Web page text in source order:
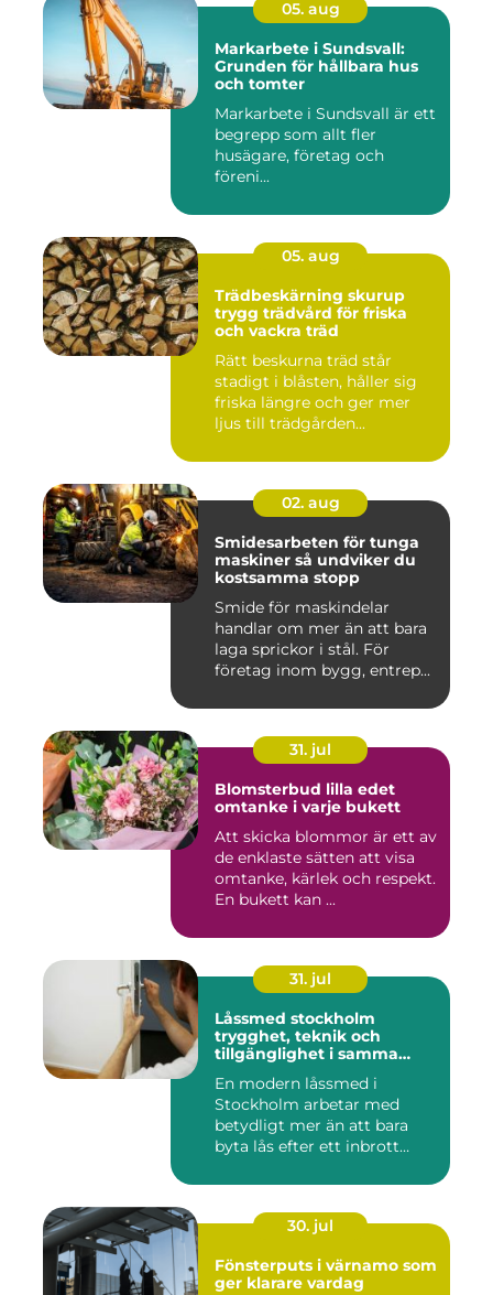
05. aug
Markarbete i Sundsvall:
Grunden för hållbara hus
och tomter
Markarbete i Sundsvall är ett
begrepp som allt fler
husägare, företag och
föreni...
05. aug
Trädbeskärning skurup
trygg trädvård för friska
och vackra träd
Rätt beskurna träd står
stadigt i blåsten, håller sig
friska längre och ger mer
ljus till trädgården...
02. aug
Smidesarbeten för tunga
maskiner så undviker du
kostsamma stopp
Smide för maskindelar
handlar om mer än att bara
laga sprickor i stål. För
företag inom bygg, entrep...
31. jul
Blomsterbud lilla edet
omtanke i varje bukett
Att skicka blommor är ett av
de enklaste sätten att visa
omtanke, kärlek och respekt.
En bukett kan ...
31. jul
Låssmed stockholm
trygghet, teknik och
tillgänglighet i samma
En modern låssmed i
Stockholm arbetar med
betydligt mer än att bara
byta lås efter ett inbrott
30. jul
Fönsterputs i värnamo som
ger klarare vardag